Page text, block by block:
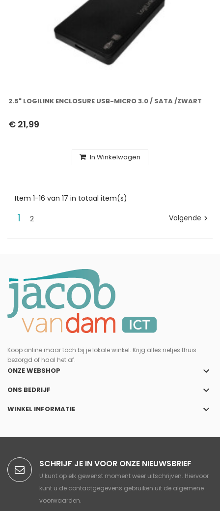
2.5" LOGILINK ENCLOSURE USB-MICRO 3.0 / SATA /ZWART
€ 21,99
In Winkelwagen
Item 1-16 van 17 in totaal item(s)
1 2 Volgende 
Koop online maar toch bij je lokale winkel. Krijg alles netjes thuis
bezorgd of haal het af.
ONZE WEBSHOP keyboard_arrow_down
ONS BEDRIJF keyboard_arrow_down
WINKEL INFORMATIE keyboard_arrow_down
SCHRIJF JE IN VOOR ONZE NIEUWSBRIEF
U kunt op elk gewenst moment weer uitschrijven. Hiervoor
kunt u de contactgegevens gebruiken uit de algemene
voorwaarden.